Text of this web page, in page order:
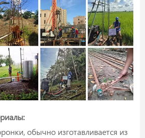
обычно изготавливается из